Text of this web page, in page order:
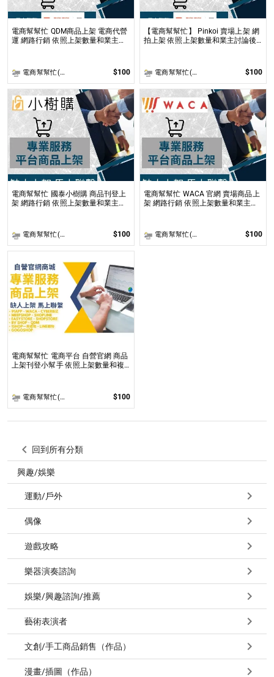
電商幫幫忙 QDM商品上架 電商代營
運 網路行銷 依照上架數量和業主討
電商幫幫忙(電商平台代營運/電商上架/運營策略/網路行銷) $100
【電商幫幫忙】 Pinkoi 賣場上架 網
拍上架 依照上架數量和業主討論後
電商幫幫忙(電商平台代營運/電商上架/運營策略/網路行銷) $100
電商幫幫忙 國泰小樹購 商品刊登上
架 網路行銷 依照上架數量和業主討
電商幫幫忙(電商平台代營運/電商上架/運營策略/網路行銷) $100
電商幫幫忙 WACA 官網 賣場商品上
架 網路行銷 依照上架數量和業主討
電商幫幫忙(電商平台代營運/電商上架/運營策略/網路行銷) $100
電商幫幫忙 電商平台 自營官網 商品
上架刊登小幫手 依照上架數量和複
電商幫幫忙(電商平台代營運/電商上架/運營策略/網路行銷) $100
回到所有分類
興趣/娛樂
運動/戶外
偶像
遊戲攻略
樂器演奏諮詢
娛樂/興趣諮詢/推薦
藝術表演者
文創/手工商品銷售（作品）
漫畫/插圖（作品）